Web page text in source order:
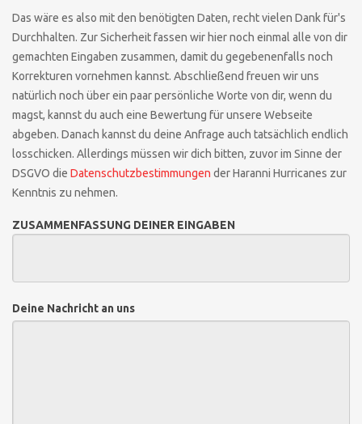
Das wäre es also mit den benötigten Daten, recht vielen Dank für's
Durchhalten. Zur Sicherheit fassen wir hier noch einmal alle von dir
gemachten Eingaben zusammen, damit du gegebenenfalls noch
Korrekturen vornehmen kannst. Abschließend freuen wir uns
natürlich noch über ein paar persönliche Worte von dir, wenn du
magst, kannst du auch eine Bewertung für unsere Webseite
abgeben. Danach kannst du deine Anfrage auch tatsächlich endlich
losschicken. Allerdings müssen wir dich bitten, zuvor im Sinne der
DSGVO die Datenschutzbestimmungen der Haranni Hurricanes zur
Kenntnis zu nehmen.
ZUSAMMENFASSUNG DEINER EINGABEN
Deine Nachricht an uns